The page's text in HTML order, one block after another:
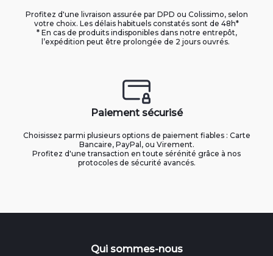
Profitez d'une livraison assurée par DPD ou Colissimo, selon
votre choix. Les délais habituels constatés sont de 48h*
* En cas de produits indisponibles dans notre entrepôt,
l’expédition peut être prolongée de 2 jours ouvrés.
Paiement sécurisé
Choisissez parmi plusieurs options de paiement fiables : Carte
Bancaire, PayPal, ou Virement.
Profitez d'une transaction en toute sérénité grâce à nos
protocoles de sécurité avancés.
Qui sommes-nous